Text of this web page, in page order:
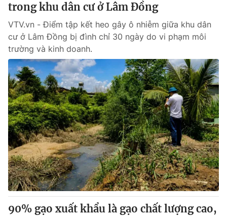
Tổng đài VTV:024.38 355 931 - 024.38 355 932
Ðiện thoại Thời báo VTV:
024.66 897 897
Email: toasoan@vtv.vn
Liên hệ quảng cáo:024-7300.7108
® Cấm sao chép dưới mọi hình thức nếu không có sự chấp
thuận bằng văn bản. Ghi rõ nguồn VTV.vn khi phát hành lại
thông tin từ website này.
trong khu dân cư ở Lâm Đồng
VTV.vn - Điểm tập kết heo gây ô nhiễm giữa khu dân
cư ở Lâm Đồng bị đình chỉ 30 ngày do vi phạm môi
trường và kinh doanh.
90% gạo xuất khẩu là gạo chất lượng cao,